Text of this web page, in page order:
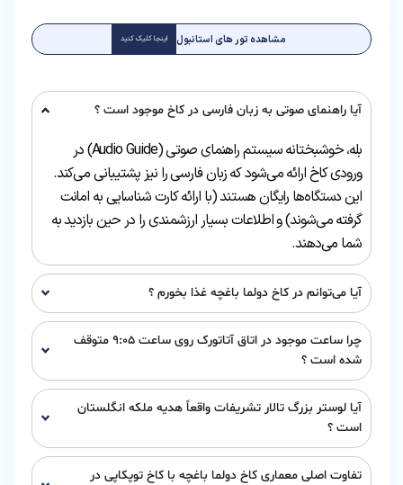
مشاهده تور های استانبول اینجا کلیک کنید
آیا راهنمای صوتی به زبان فارسی در کاخ موجود است ؟
بله، خوشبختانه سیستم راهنمای صوتی (Audio Guide) در
ورودی کاخ ارائه می‌شود که زبان فارسی را نیز پشتیبانی می‌کند.
این دستگاه‌ها رایگان هستند (با ارائه کارت شناسایی به امانت
گرفته می‌شوند) و اطلاعات بسیار ارزشمندی را در حین بازدید به
شما می‌دهند.
آیا می‌توانم در کاخ دولما باغچه غذا بخورم ؟
چرا ساعت موجود در اتاق آتاتورک روی ساعت ۹:۰۵ متوقف
شده است ؟
آیا لوستر بزرگ تالار تشریفات واقعاً هدیه ملکه انگلستان
است ؟
تفاوت اصلی معماری کاخ دولما باغچه با کاخ توپکاپی در